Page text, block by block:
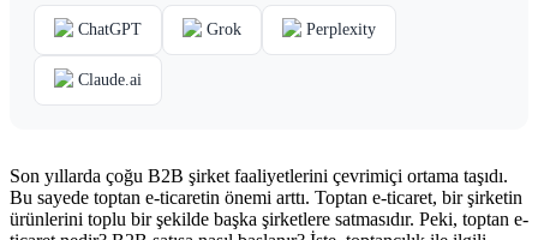
ChatGPT Grok Perplexity
Claude.ai
Son yıllarda çoğu B2B şirket faaliyetlerini çevrimiçi ortama taşıdı.
Bu sayede toptan e-ticaretin önemi arttı. Toptan e-ticaret, bir şirketin
ürünlerini toplu bir şekilde başka şirketlere satmasıdır. Peki, toptan e-